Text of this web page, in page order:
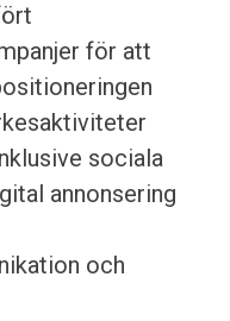
för att
sociala
annonsering
och